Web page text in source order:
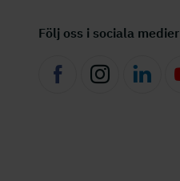
Följ oss i sociala medier